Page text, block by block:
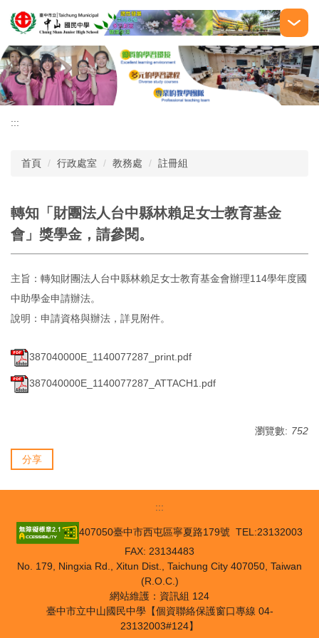
到
要
內
容
區
:::
首頁 行政處室 教務處 註冊組
轉知「財團法人台中縣林賴足女士教育基金
會」獎學金，請參閱。
主旨：轉知財團法人台中縣林賴足女士教育基金會辦理114學年度國
中助學金申請辦法。
說明：申請資格與辦法，詳見附件。
387040000E_1140077287_print.pdf
387040000E_1140077287_ATTACH1.pdf
瀏覽數: 752
分享
:::
407050臺中市西屯區寧夏路179號 TEL:23132003
FAX: 23134483
No. 179, Ningxia Rd., Xitun Dist., Taichung City 407050, Taiwan
(R.O.C.)
網站維護：資訊組 124
臺中市立中山國民中學【個資聯絡保護窗口專線 04-
23132003#124】